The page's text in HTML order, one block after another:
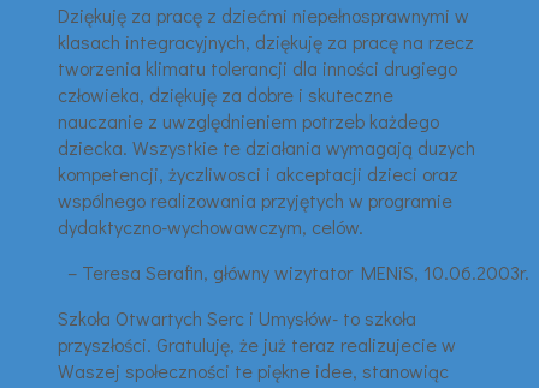
Dziękuję za pracę z dziećmi niepełnosprawnymi w
klasach integracyjnych, dziękuję za pracę na rzecz
tworzenia klimatu tolerancji dla inności drugiego
człowieka, dziękuję za dobre i skuteczne
nauczanie z uwzględnieniem potrzeb każdego
dziecka. Wszystkie te działania wymagają duzych
kompetencji, życzliwosci i akceptacji dzieci oraz
wspólnego realizowania przyjętych w programie
dydaktyczno-wychowawczym, celów.
– Teresa Serafin, główny wizytator MENiS, 10.06.2003r.
Szkoła Otwartych Serc i Umysłów- to szkoła
przyszłości. Gratuluję, że już teraz realizujecie w
Waszej społeczności te piękne idee, stanowiąc